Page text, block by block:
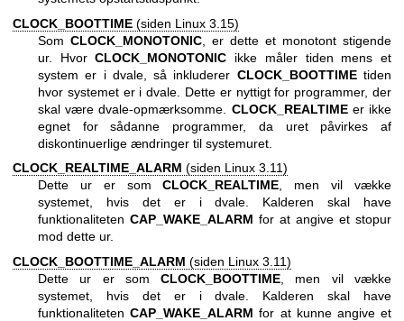
CLOCK_BOOTTIME (siden Linux 3.15)
Som CLOCK_MONOTONIC , er dette et monotont stigende
ur. HvorCLOCK_MONOTONIC ikke måler tiden mens et
system er i dvale, så inkluderer CLOCK_BOOTTIMEtiden
hvor systemet er i dvale. Dette er nyttigt for programmer, der
skal være dvale-opmærksomme. CLOCK_REALTIMEer ikke
egnet for sådanne programmer, da uret påvirkes af
diskontinuerlige ændringer til systemuret.
CLOCK_REALTIME_ALARM (siden Linux 3.11)
Dette ur er somCLOCK_REALTIME , men vil vække
systemet, hvis det er i dvale. Kalderen skal have
funktionaliteten CAP_WAKE_ALARM for at angive et stopur
mod dette ur.
CLOCK_BOOTTIME_ALARM (siden Linux 3.11)
Dette ur er somCLOCK_BOOTTIME , men vil vække
systemet, hvis det er i dvale. Kalderen skal have
funktionalitetenCAP_WAKE_ALARM for at kunne angive et